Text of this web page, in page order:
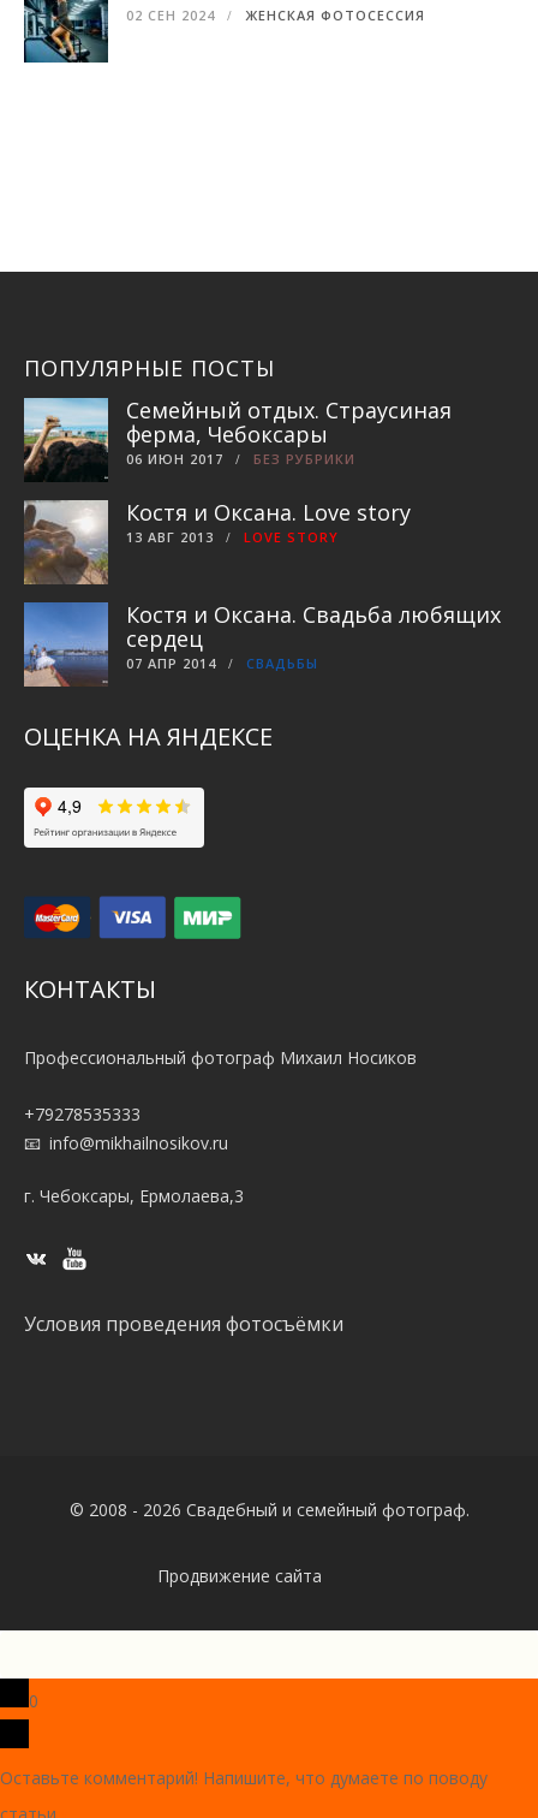
02 СЕН 2024 ЖЕНСКАЯ ФОТОСЕССИЯ
ПОПУЛЯРНЫЕ ПОСТЫ
Семейный отдых. Страусиная
ферма, Чебоксары
06 ИЮН 2017 БЕЗ РУБРИКИ
Костя и Оксана. Love story
13 АВГ 2013 LOVE STORY
Костя и Оксана. Свадьба любящих
сердец
07 АПР 2014 СВАДЬБЫ
ОЦЕНКА НА ЯНДЕКСЕ
КОНТАКТЫ
Профессиональный фотограф Михаил Носиков
+79278535333
info@mikhailnosikov.ru
г. Чебоксары, Ермолаева,3
Условия проведения фотосъёмки
© 2008 - 2026 Свадебный и семейный фотограф.
Продвижение сайта
0
Оставьте комментарий! Напишите, что думаете по поводу